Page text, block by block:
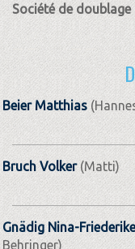
Société de doublage
Beier Matthias
Bruch Volker(Matti)
Gnädig Nina-Friederike
Behringer)